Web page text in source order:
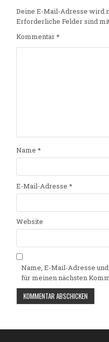
Deine E-Mail-Adresse wird
Erforderliche Felder sind
Kommentar*
Name *
E-Mail-Adresse *
Website
Name, E-Mail-Adresse
für meinen nächsten